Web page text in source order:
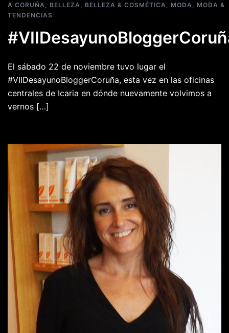
A CORUÑA
BELLEZA BELLEZA & COSMÉTICA MODA
MODA &
TENDENCIAS
El sábado 22 de noviembre tuvo lugar el
#VIIDesayunoBloggerCoruña, esta vez en las oficinas
centrales de Icaria en dónde nuevamente volvimos a
vernos […]